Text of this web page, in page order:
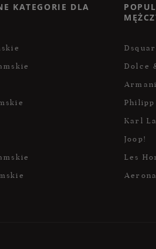
KATEGORIE DLA
Dolce
Philipp
Karl
Joop!
Les